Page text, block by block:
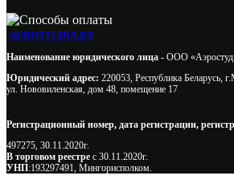
AEROSTUDIA.BY
Наименование юридического лица - ООО
Юридический адрес: 220053, Республика Беларусь,
ул. Нововиленская, дом 48, помещение 17
Регистрационный номер, дата регистрации,
497275, 30.11.2020г.
В торговом реестре с 30.11.2020г.
УНП:193297491, Мингорисполком.